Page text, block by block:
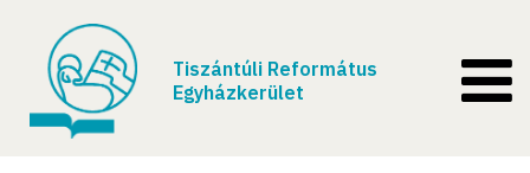
Tiszántúli Református
Egyházkerület